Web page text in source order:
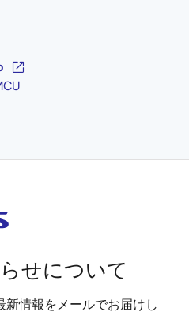
せについて
情報をメールでお届けし